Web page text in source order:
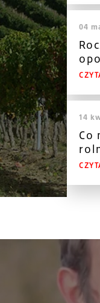
04
14
Co